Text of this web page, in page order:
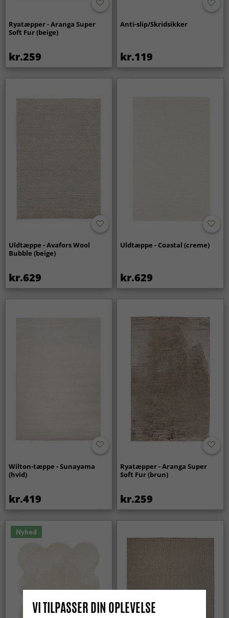
Ryatæpper - Aranga Super
Soft Fur (beige)
kr.259
Anti-slip/Skridsikker
kr.119
Uldtæppe - Avafors Wool
Bubble (beige)
kr.629
Uldtæppe - Coastal (creme)
kr.629
Wilton-tæppe - Sunayama
(hvid)
kr.419
Ryatæpper - Aranga Super
Soft Fur (brun)
kr.259
Nyhed
VI TILPASSER DIN OPLEVELSE